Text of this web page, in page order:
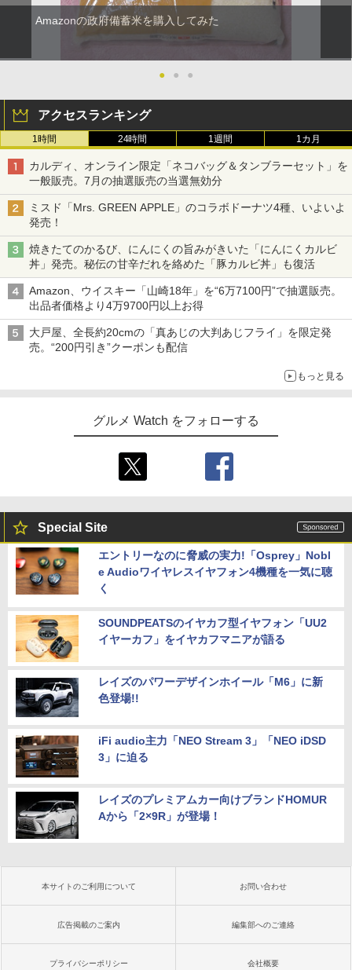
Amazonの政府備蓄米を購入してみた
● ● ●
アクセスランキング
1時間 24時間 1週間 1カ月
カルディ、オンライン限定「ネコバッグ＆タンブラーセット」を
一般販売。7月の抽選販売の当選無効分
ミスド「Mrs. GREEN APPLE」のコラボドーナツ4種、いよいよ
発売！
焼きたてのかるび、にんにくの旨みがきいた「にんにくカルビ
丼」発売。秘伝の甘辛だれを絡めた「豚カルビ丼」も復活
Amazon、ウイスキー「山崎18年」を“6万7100円”で抽選販売。
出品者価格より4万9700円以上お得
大戸屋、全長約20cmの「真あじの大判あじフライ」を限定発
売。“200円引き”クーポンも配信
もっと見る
グルメ Watch をフォローする
Special Site
エントリーなのに脅威の実力!「Osprey」Nobl
e Audioワイヤレスイヤフォン4機種を一気に聴
く
SOUNDPEATSのイヤカフ型イヤフォン「UU2
イヤーカフ」をイヤカフマニアが語る
レイズのパワーデザインホイール「M6」に新
色登場!!
iFi audio主力「NEO Stream 3」「NEO iDSD
3」に迫る
レイズのプレミアムカー向けブランドHOMUR
Aから「2×9R」が登場！
本サイトのご利用について お問い合わせ
広告掲載のご案内 編集部へのご連絡
プライバシーポリシー 会社概要